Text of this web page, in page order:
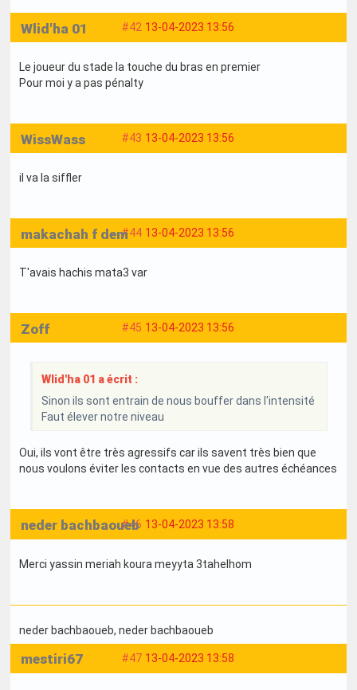
#42 13-04-2023 13:56
Wlid'ha 01
Le joueur du stade la touche du bras en premier
Pour moi y a pas pénalty
#43 13-04-2023 13:56
WissWass
il va la siffler
#44 13-04-2023 13:56
makachah f dem
T'avais hachis mata3 var
#45 13-04-2023 13:56
Zoff
Wlid'ha 01 a écrit :
Sinon ils sont entrain de nous bouffer dans l'intensité
Faut élever notre niveau
Oui, ils vont être très agressifs car ils savent très bien que
nous voulons éviter les contacts en vue des autres échéances
#46 13-04-2023 13:58
neder bachbaoueb
Merci yassin meriah koura meyyta 3tahelhom
neder bachbaoueb, neder bachbaoueb
#47 13-04-2023 13:58
mestiri67